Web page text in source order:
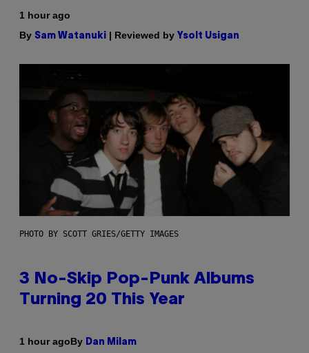
1 hour ago
By Sam Watanuki | Reviewed by Ysolt Usigan
PHOTO BY SCOTT GRIES/GETTY IMAGES
3 No-Skip Pop-Punk Albums
Turning 20 This Year
1 hour agoBy Dan Milam